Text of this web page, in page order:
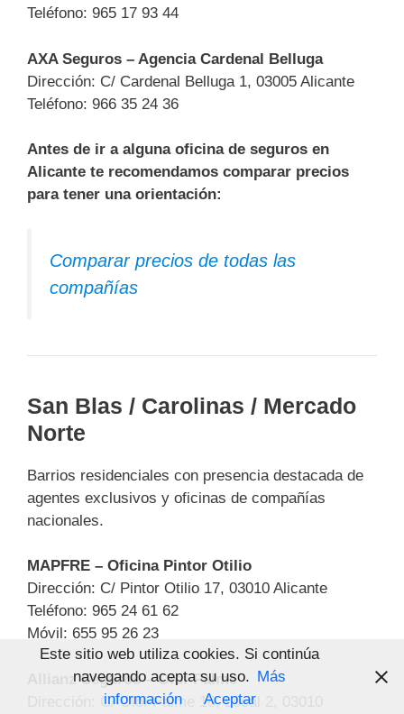
Teléfono: 965 17 93 44
AXA Seguros – Agencia Cardenal Belluga
Dirección: C/ Cardenal Belluga 1, 03005 Alicante
Teléfono: 966 35 24 36
Antes de ir a alguna oficina de seguros en
Alicante te recomendamos comparar precios
para tener una orientación:
Comparar precios de todas las
compañías
San Blas / Carolinas / Mercado
Norte
Barrios residenciales con presencia destacada de
agentes exclusivos y oficinas de compañías
nacionales.
MAPFRE – Oficina Pintor Otilio
Dirección: C/ Pintor Otilio 17, 03010 Alicante
Teléfono: 965 24 61 62
Móvil: 655 95 26 23
Allianz Seguros – Olof Palme
Dirección: C/ Olof Palme 18, Local 2, 03010
Este sitio web utiliza cookies. Si continúa
navegando acepta su uso. Más
información
Aceptar